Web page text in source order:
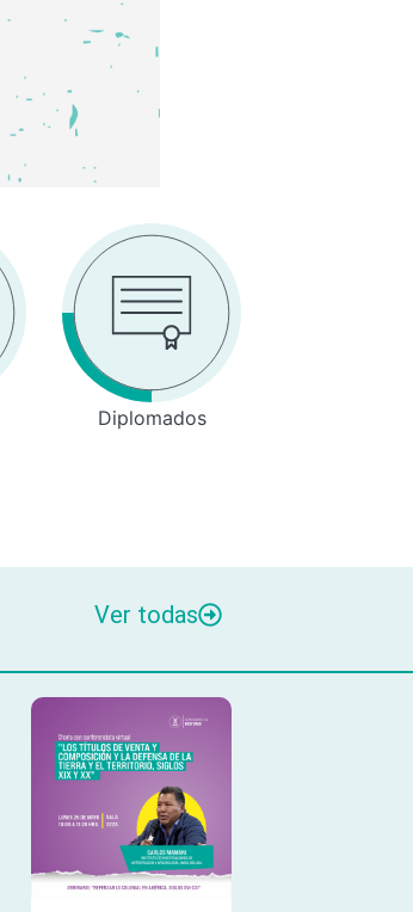
Diplomados
Ver todas